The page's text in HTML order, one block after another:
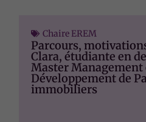
Chaire EREM
Parcours,
Clara, étudiante en
Master Management
Développement de
immobiliers